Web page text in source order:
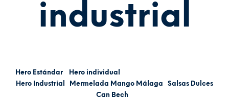
industrial
Hero Estándar
Hero individual
Hero Industrial
Mermelada Mango Málaga
Salsas Dulces
Can Bech